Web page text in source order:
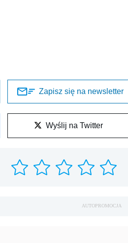
Zapisz się na newsletter
Wyślij na Twitter
AUTOPROMOCJA